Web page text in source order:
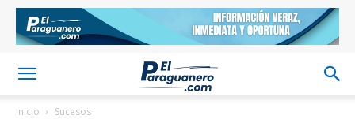
Inicio Sucesos